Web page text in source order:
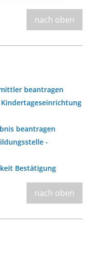
nach oben
beantragen
beantragen
-
Bestätigung
nach oben